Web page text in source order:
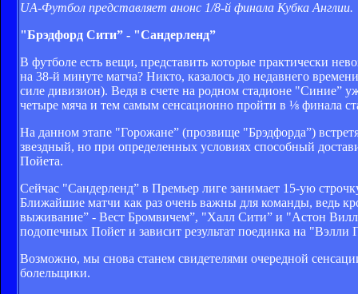
UA-Футбол представляет анонс 1/8-й финала Кубка Англии.
"Брэдфорд Сити” - "Сандерленд”
В футболе есть вещи, представить которые практически
на 38-й минуте матча? Никто, казалось до недавнего
силе дивизион). Ведя в счете на родном стадионе "Синие”
четыре мяча и тем самым сенсационно пройти в ⅛ финала
На данном этапе "Горожане” (прозвище "Брэдфорда”)
звездный, но при определенных условиях способный
Пойета.
Сейчас "Сандерленд” в Премьер лиге занимает 15-ую
Ближайшие матчи как раз очень важны для команды, ведь
выживание” - Вест Бромвичем”, "Халл Сити” и "Астон
подопечных Пойет и зависит результат поединка на "Вэлли
Возможно, мы снова станем свидетелями очередной
болельщики.